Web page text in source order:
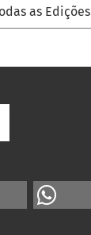
as Edições